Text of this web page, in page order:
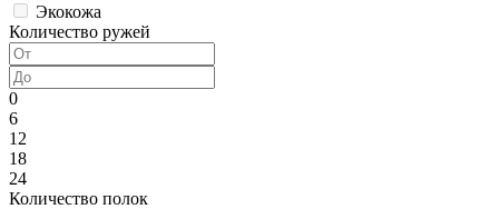
Экокожа
Количество ружей
0
6
12
18
24
Количество полок